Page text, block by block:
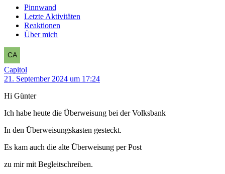
Pinnwand
Letzte Aktivitäten
Reaktionen
Über mich
Capitol
21. September 2024 um 17:24
Hi Günter
Ich habe heute die Überweisung bei der Volksbank
In den Überweisungskasten gesteckt.
Es kam auch die alte Überweisung per Post
zu mir mit Begleitschreiben.